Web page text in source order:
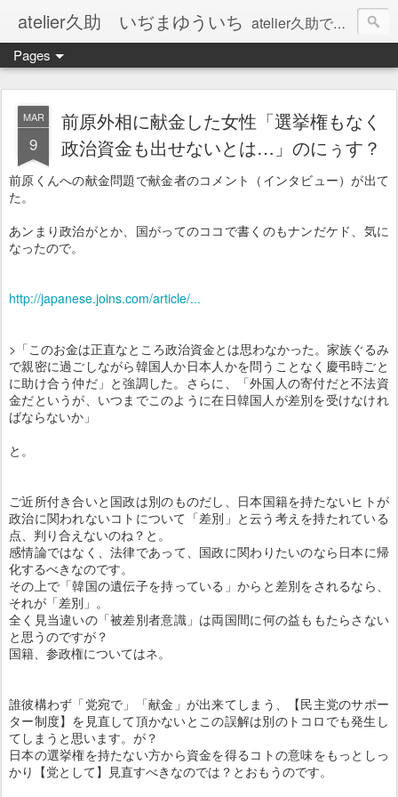
atelier久助 いぢまゆういち atelier久助では土と火から暖かなモノたちを生み出しています。 ご覧になられた方が和んで頂ければ幸いです。
Pages
MAR
9
前原外相に献金した女性「選挙権もなく
政治資金も出せないとは…」のにぅす？
前原くんへの献金問題で献金者のコメント（インタビュー）が出て
た。
あンまり政治がとか、国がってのココで書くのもナンだケド、気に
なったので。
http://japanese.joins.com/article/...
>「このお金は正直なところ政治資金とは思わなかった。家族ぐるみ
で親密に過ごしながら韓国人か日本人かを問うことなく慶弔時ごと
に助け合う仲だ」と強調した。さ らに、「外国人の寄付だと不法資
金だというが、いつまでこのように在日韓国人が差別を受けなけれ
ばならないか」
と。
ご近所付き合いと国政は別のものだし、日本国籍を持たないヒトが
政治に関われないコトについて「差別」と云う考えを持たれている
点、判り合えないのね？と。
感情論ではなく、法律であって、国政に関わりたいのなら日本に帰
化するべきなのです。
その上で「韓国の遺伝子を持っている」からと差別をされるなら、
それが「差別」。
全く見当違いの「被差別者意識」は両国間に何の益ももたらさない
と思うのですが？
国籍、参政権についてはネ。
誰彼構わず「党宛で」「献金」が出来てしまう、【民主党のサポー
ター制度】を見直 して頂かないとこの誤解は別のトコロでも発生し
てしまうと思います。が？
日本の選挙権を持たない方から資金を得るコトの意味をもっとしっ
かり【党として】 見直すべきなのでは？とおもうのです。